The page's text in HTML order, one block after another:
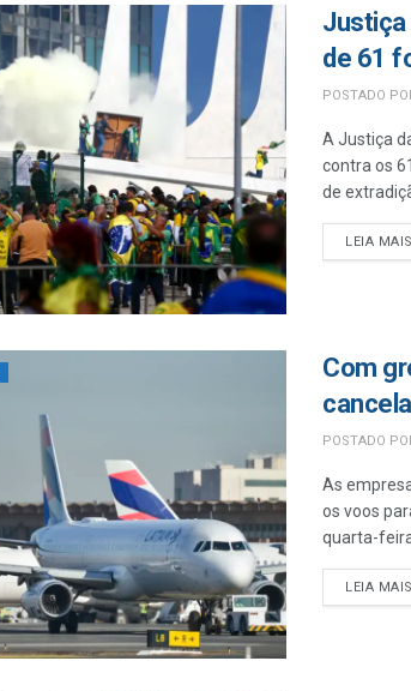
Justiça
de 61
POSTADO
A Justiça
contra os
de
LEIA MAIS
Com
POSTADO
As
os voos
quarta-feira
LEIA MAIS